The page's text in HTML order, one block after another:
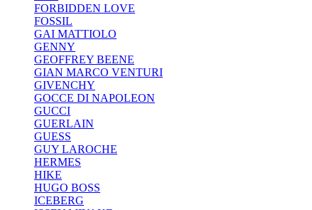
FORBIDDEN LOVE
FOSSIL
GAI MATTIOLO
GENNY
GEOFFREY BEENE
GIAN MARCO VENTURI
GIVENCHY
GOCCE DI NAPOLEON
GUCCI
GUERLAIN
GUESS
GUY LAROCHE
HERMES
HIKE
HUGO BOSS
ICEBERG